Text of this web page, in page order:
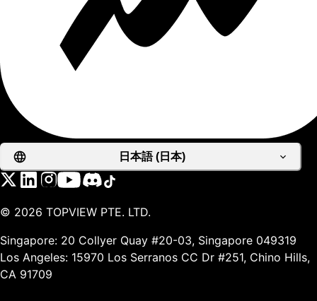
日本語 (日本)
© 2026 TOPVIEW PTE. LTD.
Singapore: 20 Collyer Quay #20-03, Singapore 049319
Los Angeles: 15970 Los Serranos CC Dr #251, Chino Hills,
CA 91709